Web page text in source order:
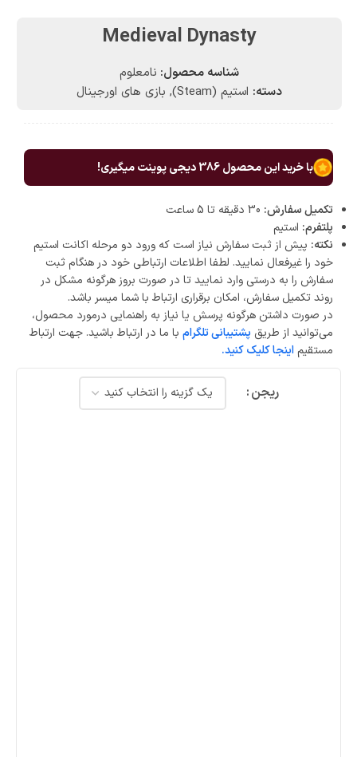
Medieval Dynasty
شناسه محصول: نامعلوم
دسته: استیم (Steam) , بازی های اورجینال
با خرید این محصول386دیجی پوینت میگیری!
تکمیل سفارش:
پلتفرم: استیم
نکته: پیش از ثبت سفارش نیاز است که ورود دو مرحله اکانت استیم
خود را غیرفعال نمایید. لطفا اطلاعات ارتباطی خود در هنگام ثبت
سفارش را به درستی وارد نمایید تا در صورت بروز هرگونه مشکل در
روند تکمیل سفارش، امکان برقراری ارتباط با شما میسر باشد.
در صورت داشتن هرگونه پرسش یا نیاز به راهنمایی درمورد محصول،
می‌توانید از طریق پشتیبانی تلگرام با ما در ارتباط باشید. جهت ارتباط
مستقیم اینجا کلیک کنید.
ریجن